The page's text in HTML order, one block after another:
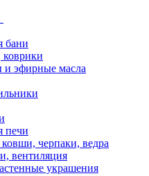
бани
и эфирные масла
печи
черпаки, ведра
вентиляция
украшения